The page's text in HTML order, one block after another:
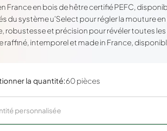
France en bois de hêtre certifié PEFC,
du système u'Select pour régler la mouture
robustesse et précision pour révéler toutes
raffiné, intemporel et made in France,
la quantité:60 pièces